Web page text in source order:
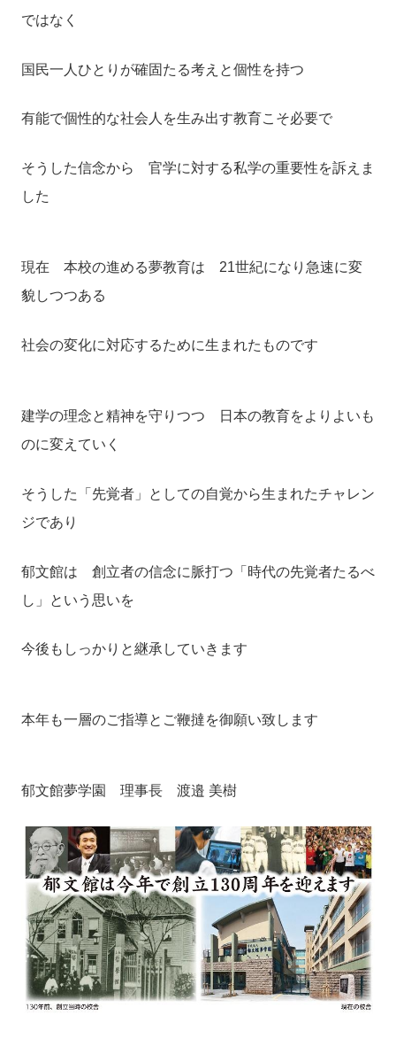
ではなく
国民一人ひとりが確固たる考えと個性を持つ
有能で個性的な社会人を生み出す教育こそ必要で
そうした信念から 官学に対する私学の重要性を訴えま
した
現在 本校の進める夢教育は 21世紀になり急速に変
貌しつつある
社会の変化に対応するために生まれたものです
建学の理念と精神を守りつつ 日本の教育をよりよいも
のに変えていく
そうした「先覚者」としての自覚から生まれたチャレン
ジであり
郁文館は 創立者の信念に脈打つ「時代の先覚者たるべ
し」という思いを
今後もしっかりと継承していきます
本年も一層のご指導とご鞭撻を御願い致します
郁文館夢学園 理事長 渡邉 美樹